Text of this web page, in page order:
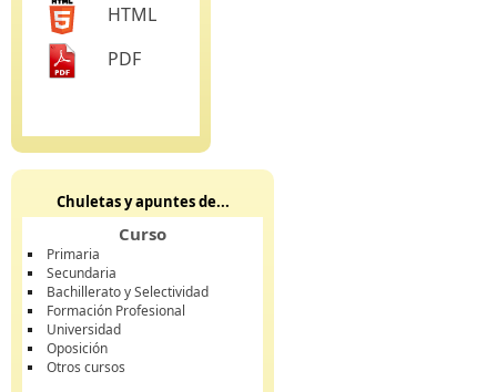
HTML
PDF
Chuletas y apuntes de...
Curso
Primaria
Secundaria
Bachillerato y Selectividad
Formación Profesional
Universidad
Oposición
Otros cursos